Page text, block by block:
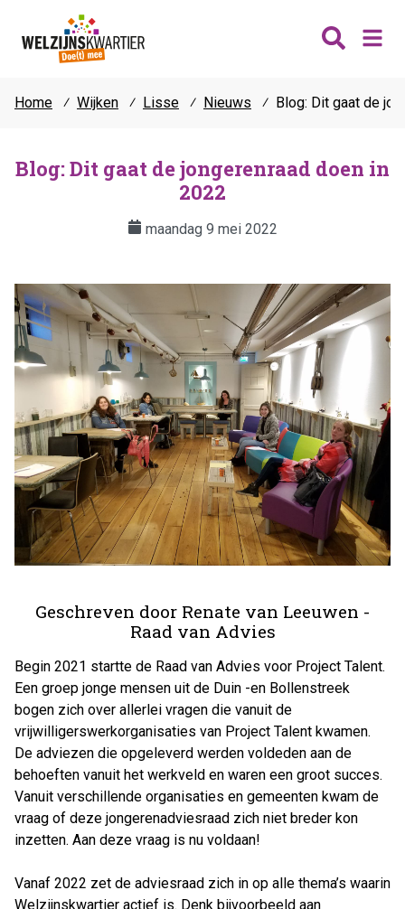
Noordwijk
Lisse
Teylingen
Vrijwilligers
Fit & vitaal
Mantelzorg
Verhuur
Contact
Home ⁄ Wijken ⁄ Lisse ⁄ Nieuws ⁄ Blog: Dit gaat de
Blog: Dit gaat de jongerenraad doen in
2022
maandag 9 mei 2022
Geschreven door Renate van Leeuwen -
Raad van Advies
Begin 2021 startte de Raad van Advies voor Project Talent.
Een groep jonge mensen uit de Duin -en Bollenstreek
bogen zich over allerlei vragen die vanuit de
vrijwilligerswerkorganisaties van Project Talent kwamen.
De adviezen die opgeleverd werden voldeden aan de
behoeften vanuit het werkveld en waren een groot succes.
Vanuit verschillende organisaties en gemeenten kwam de
vraag of deze jongerenadviesraad zich niet breder kon
inzetten. Aan deze vraag is nu voldaan!
Vanaf 2022 zet de adviesraad zich in op alle thema’s waarin
Welzijnskwartier actief is. Denk bijvoorbeeld aan